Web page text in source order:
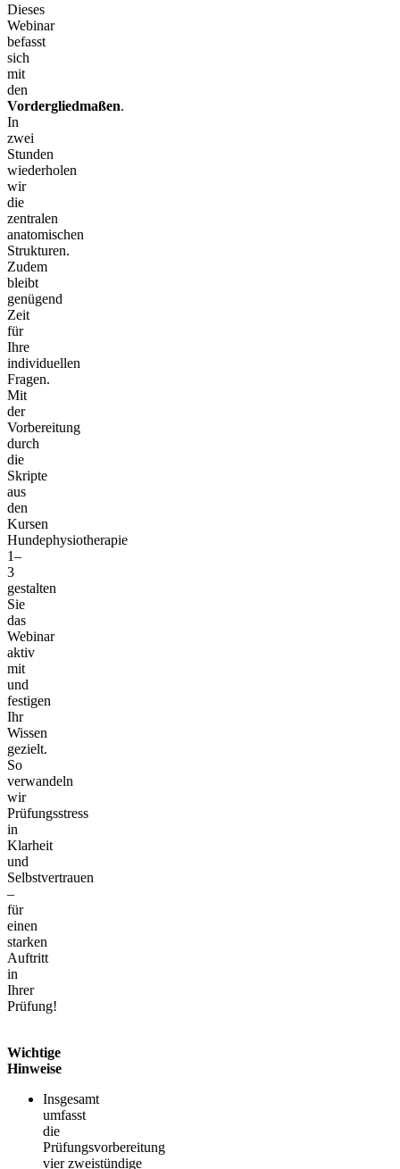
Dieses
Webinar
befasst
sich
mit
den
Vordergliedmaßen.
In
zwei
Stunden
wiederholen
wir
die
zentralen
anatomischen
Strukturen.
Zudem
bleibt
genügend
Zeit
für
Ihre
individuellen
Fragen.
Mit
der
Vorbereitung
durch
die
Skripte
aus
den
Kursen
Hundephysiotherapie
1–
3
gestalten
Sie
das
Webinar
aktiv
mit
und
festigen
Ihr
Wissen
gezielt.
So
verwandeln
wir
Prüfungsstress
in
Klarheit
und
Selbstvertrauen
–
für
einen
starken
Auftritt
in
Ihrer
Prüfung!
Wichtige
Hinweise
Insgesamt
umfasst
die
Prüfungsvorbereitung
vier zweistündige